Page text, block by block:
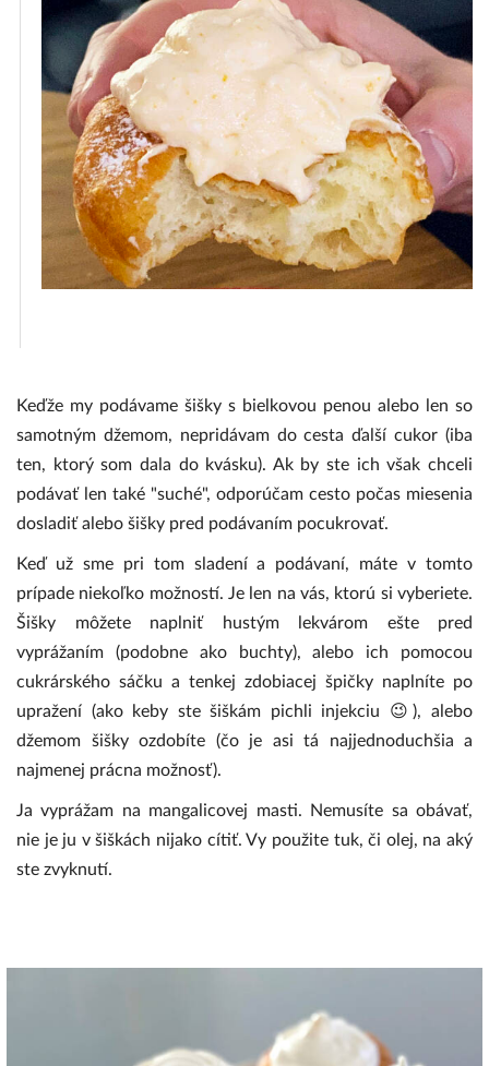
Keďže my podávame šišky s bielkovou penou alebo len so
samotným džemom, nepridávam do cesta ďalší cukor (iba
ten, ktorý som dala do kvásku). Ak by ste ich však chceli
podávať len také "suché", odporúčam cesto počas miesenia
dosladiť alebo šišky pred podávaním pocukrovať.
Keď už sme pri tom sladení a podávaní, máte v tomto
prípade niekoľko možností. Je len na vás, ktorú si vyberiete.
Šišky môžete naplniť hustým lekvárom ešte pred
vyprážaním (podobne ako buchty), alebo ich pomocou
cukrárského sáčku a tenkej zdobiacej špičky naplníte po
upražení (ako keby ste šiškám pichli injekciu 😉), alebo
džemom šišky ozdobíte (čo je asi tá najjednoduchšia a
najmenej prácna možnosť).
Ja vyprážam na mangalicovej masti. Nemusíte sa obávať,
nie je ju v šiškách nijako cítiť. Vy použite tuk, či olej, na aký
ste zvyknutí.